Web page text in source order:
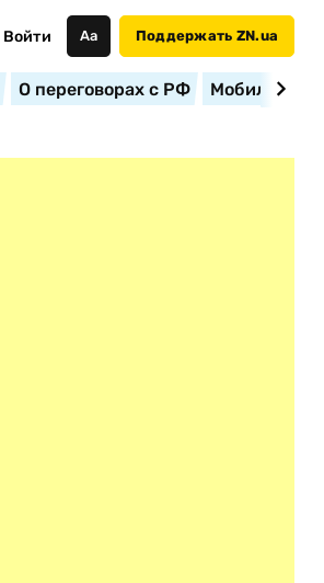
Войти Аа Поддержать ZN.ua
О переговорах с РФ